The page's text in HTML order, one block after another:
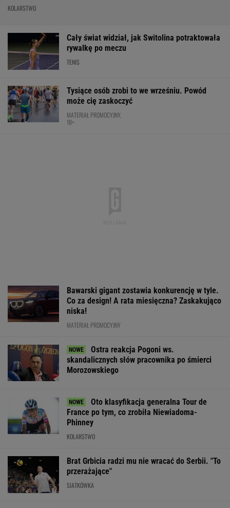
KOLARSTWO
Cały świat widział, jak Switolina potraktowała
rywalkę po meczu
TENIS
Tysiące osób zrobi to we wrześniu. Powód
może cię zaskoczyć
MATERIAŁ PROMOCYJNY,
18+
Bawarski gigant zostawia konkurencję w tyle.
Co za design! A rata miesięczna? Zaskakująco
niska!
MATERIAŁ PROMOCYJNY
Ostra reakcja Pogoni ws.
skandalicznych słów pracownika po śmierci
Morozowskiego
Oto klasyfikacja generalna Tour de
France po tym, co zrobiła Niewiadoma-
Phinney
KOLARSTWO
Brat Grbicia radzi mu nie wracać do Serbii. "To
przerażające"
SIATKÓWKA